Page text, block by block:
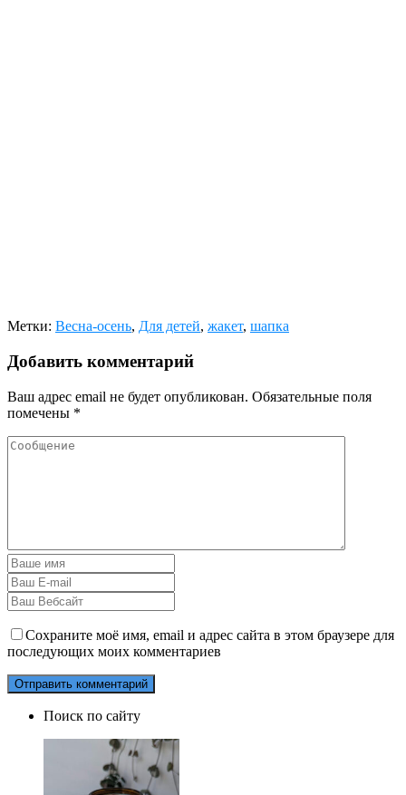
Метки: Весна-осень, Для детей, жакет, шапка
Добавить комментарий
Ваш адрес email не будет опубликован. Обязательные поля
помечены *
Сохраните моё имя, email и адрес сайта в этом браузере для
последующих моих комментариев
Поиск по сайту